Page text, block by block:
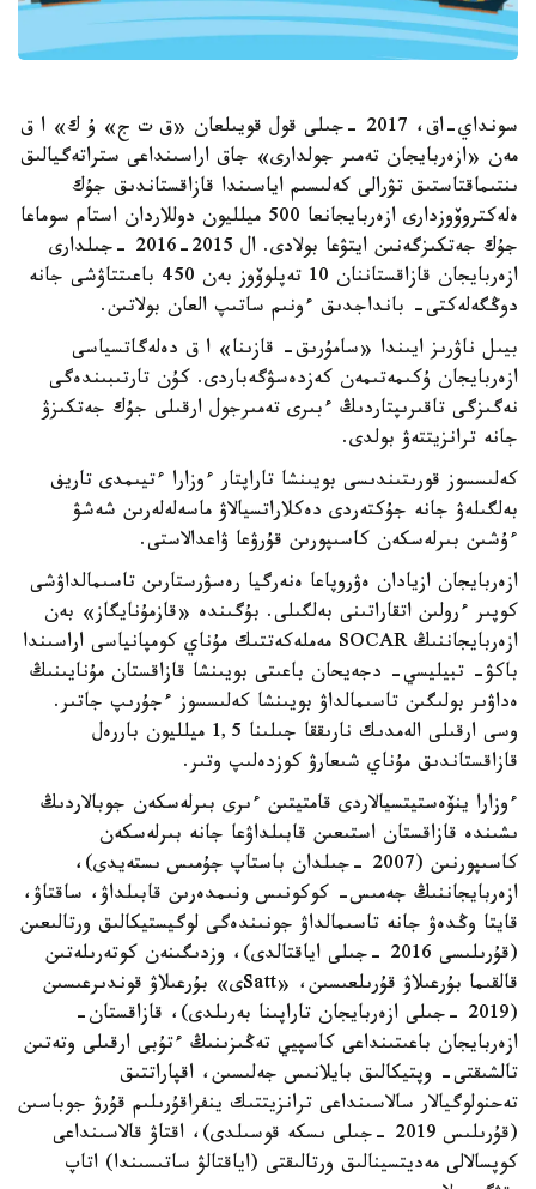
سونداي-اق، 2017 -جىلى قول قويىلعان «ق ت ج» ۇ ك» ا ق
مەن «ازەربايجان تەمىر جولدارى» جاق اراسىنداعى ستراتەگيالىق
ىنتىماقتاستىق تۋرالى كەلىسىم اياسىندا قازاقستاندىق جۇك
ەلەكتروۆوزدارى ازەربايجانعا 500 ميلليون دوللاردان استام سوماعا
جۇك جەتكىزگەنىن ايتۋعا بولادى. ال 2015-2016 -جىلدارى
ازەربايجان قازاقستاننان 10 تەپلوۆوز بەن 450 باعىتتاۋشى جانە
دوڭگەلەكتى- بانداجدىق ءونىم ساتىپ العان بولاتىن.
بيىل ناۋرىز ايىندا «سامۇرىق- قازىنا» ا ق دەلەگاتسياسى
ازەربايجان ۇكىمەتىمەن كەزدەسۋگەباردى. كۇن تارتىبىندەگى
نەگىزگى تاقىرىپتاردىڭ ءبىرى تەمىرجول ارقىلى جۇك جەتكىزۋ
جانە ترانزيتتەۋ بولدى.
كەلىسسوز قورىتىندىسى بويىنشا تاراپتار ءوزارا ءتيىمدى تاريف
بەلگىلەۋ جانە جۇكتەردى دەكلاراتسيالاۋ ماسەلەلەرىن شەشۋ
ءۇشىن بىرلەسكەن كاسىپورىن قۇرۋعا ۋاعدالاستى.
ازەربايجان ازيادان ەۋروپاعا ەنەرگيا رەسۋرستارىن تاسىمالداۋشى
كوپىر ءرولىن اتقاراتىنى بەلگىلى. بۇگىندە «قازمۇنايگاز» بەن
ازەربايجاننىڭ SOCAR مەملەكەتتىك مۇناي كومپانياسى اراسىندا
باكۋ- تبيليسي- دجەيحان باعىتى بويىنشا قازاقستان مۇنايىنىڭ
ەداۋىر بولىگىن تاسىمالداۋ بويىنشا كەلىسسوز ءجۇرىپ جاتىر.
وسى ارقىلى الەمدىك نارىققا جىلىنا 1,5 ميلليون باررەل
قازاقستاندىق مۇناي شىعارۋ كوزدەلىپ وتىر.
ءوزارا ينۆەستيتسيالاردى قامتيتىن ءىرى بىرلەسكەن جوبالاردىڭ
ىشىندە قازاقستان استىعىن قابىلداۋعا جانە بىرلەسكەن
كاسىپورنىن (2007 -جىلدان باستاپ جۇمىس ىستەيدى)،
ازەربايجاننىڭ جەمىس- كوكونىس ونىمدەرىن قابىلداۋ، ساقتاۋ،
قايتا وڭدەۋ جانە تاسىمالداۋ جونىندەگى لوگيستيكالىق ورتالىعىن
(قۇرىلىسى 2016 -جىلى اياقتالدى)، وزدىگىنەن كوتەرىلەتىن
قالقىما بۇرعىلاۋ قۇرىلعىسىن، «Sattى» بۇرعىلاۋ قوندىرعىسىن
(2019 -جىلى ازەربايجان تاراپىنا بەرىلدى)، قازاقستان-
ازەربايجان باعىتىنداعى كاسپيي تەڭىزىنىڭ ءتۇبى ارقىلى وتەتىن
تالشىقتى- وپتيكالىق بايلانىس جەلىسىن، اقپاراتتىق
تەحنولوگيالار سالاسىنداعى ترانزيتتىك ينفراقۇرىلىم قۇرۋ جوباسىن
(قۇرىلىس 2019 -جىلى ىسكە قوسىلدى)، اقتاۋ قالاسىنداعى
كوپسالالى مەديتسينالىق ورتالىقتى (اياقتالۋ ساتىسىندا) اتاپ